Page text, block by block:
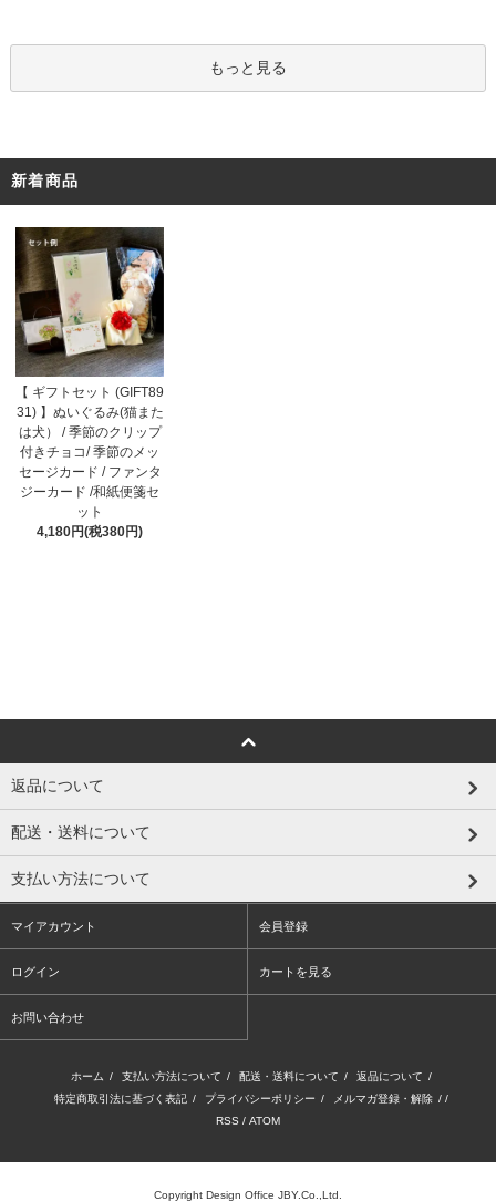
もっと見る
新着商品
【 ギフトセット (GIFT89
31) 】ぬいぐるみ(猫また
は犬） / 季節のクリップ
付きチョコ/ 季節のメッ
セージカード / ファンタ
ジーカード /和紙便箋セ
ット
4,180円(税380円)
返品について
配送・送料について
支払い方法について
マイアカウント 会員登録
ログイン カートを見る
お問い合わせ
ホーム / 支払い方法について / 配送・送料について / 返品について /
特定商取引法に基づく表記 / プライバシーポリシー / メルマガ登録・解除 / /
RSS / ATOM
Copyright Design Office JBY.Co.,Ltd.